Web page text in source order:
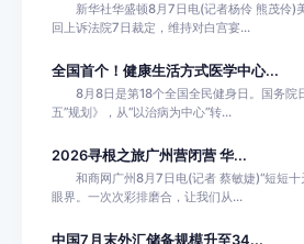
新华社华盛顿8月7日电(记者杨伶 熊茂伶)
回上诉法院7日裁定，维持对白宫宴...
全国首个！健康生活方式医学中心...
8月8日是第18个全国全民健身日。国务院
五”规划》，从“以治病为中心”转...
2026寻根之旅广州营闭营 华...
和商网广州8月7日电(记者 蔡敏婕)“短短十
眼界。一次次彩排磨合，让我们从...
中国7月末外汇储备规模升至34...